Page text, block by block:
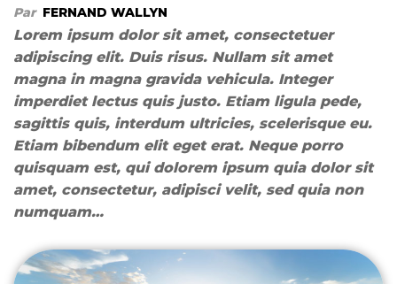
Par FERNAND WALLYN
Lorem ipsum dolor sit amet, consectetuer
adipiscing elit. Duis risus. Nullam sit amet
magna in magna gravida vehicula. Integer
imperdiet lectus quis justo. Etiam ligula pede,
sagittis quis, interdum ultricies, scelerisque eu.
Etiam bibendum elit eget erat. Neque porro
quisquam est, qui dolorem ipsum quia dolor sit
amet, consectetur, adipisci velit, sed quia non
numquam…